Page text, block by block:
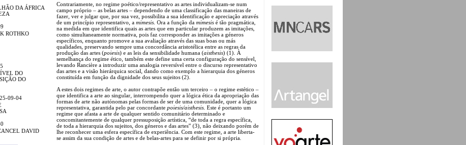
DA ÁFRICA
ROTHKO
DO
DO
09-04
DAVID
Contrariamente, no regime poético/representativo as artes individualizam-se num
campo próprio – as belas artes – dependendo de uma classificação das maneiras de
fazer, ver e julgar que, por sua vez, possibilita a sua identificação e apreciação através
de um princípio representativo, a mimesis . Ora a função da mimesis é tão pragmática,
na medida em que identifica quais as artes que em particular produzem as imitações,
como simultaneamente normativa, pois faz corresponder as imitações a géneros
específicos, enquanto promove a sua avaliação através das suas boas ou más
qualidades, preservando sempre uma concordância aristotélica entre as regras da
produção das artes (poiesis) e as leis da sensibilidade humana (aisthesis) (1). À
semelhança do regime ético, também este define uma certa configuração do sensível,
levando Rancière a introduzir uma analogia reversível entre o discurso representativo
das artes e a visão hierárquica social, dando como exemplo a hierarquia dos géneros
constituída em função da dignidade dos seus sujeitos (2).
A estes dois regimes de arte, o autor contrapõe então um terceiro – o regime estético –
que identifica a arte ao singular, interrompendo quer a lógica ética da apropriação das
formas de arte não autónomas pelas formas de ser de uma comunidade, quer a lógica
representativa, garantida pelo par concordante poiesis/aisthesis . Este é portanto um
regime que afasta a arte de qualquer sentido comunitário determinado e
concomitantemente de qualquer pressuposição artística, “de toda a regra específica,
de toda a hierarquia dos sujeitos, dos géneros e das artes” (3), não deixando porém de
lhe reconhecer uma esfera específica de experiência. Com este regime, a arte liberta-
se assim da sua condição de artes e de belas-artes para se definir por si própria.